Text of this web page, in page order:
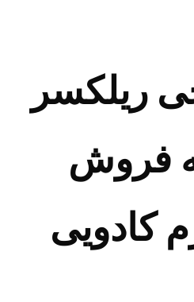
ریلکسر
فروش
کادویی